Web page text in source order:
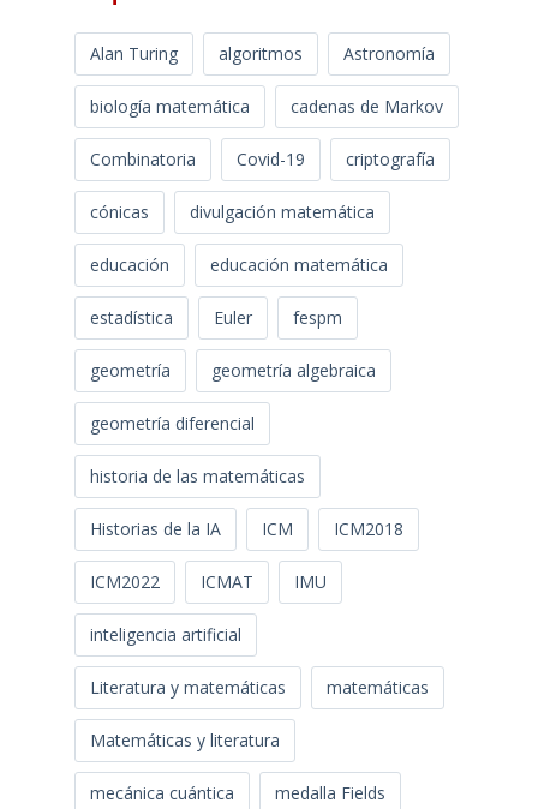
Alan Turing algoritmos Astronomía
biología matemática cadenas de Markov
Combinatoria Covid-19 criptografía
cónicas divulgación matemática
educación educación matemática
estadística Euler fespm
geometría geometría algebraica
geometría diferencial
historia de las matemáticas
Historias de la IA ICM ICM2018
ICM2022 ICMAT IMU
inteligencia artificial
Literatura y matemáticas matemáticas
Matemáticas y literatura
mecánica cuántica medalla Fields